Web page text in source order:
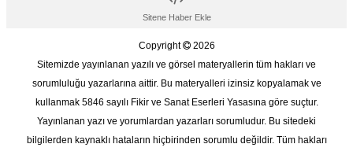
Sitene Haber Ekle
Copyright
2026
Sitemizde yayınlanan yazılı ve görsel materyallerin tüm hakları ve
sorumluluğu yazarlarına aittir. Bu materyalleri izinsiz kopyalamak ve
kullanmak 5846 sayılı Fikir ve Sanat Eserleri Yasasına göre suçtur.
Yayınlanan yazı ve yorumlardan yazarları sorumludur. Bu sitedeki
bilgilerden kaynaklı hataların hiçbirinden sorumlu değildir. Tüm hakları